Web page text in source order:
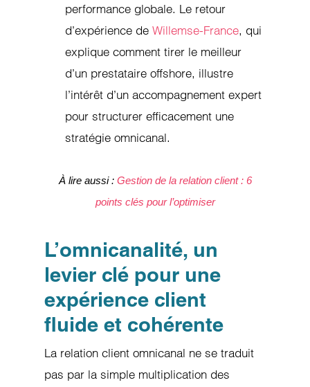
performance globale. Le retour
d’expérience deWillemse-France, qui
explique comment tirer le meilleur
d’un prestataire offshore, illustre
l’intérêt d’un accompagnement expert
pour structurer efficacement une
stratégie omnicanal.
À lire aussi : Gestion de la relation client : 6
points clés pour l’optimiser
L’omnicanalité, un
levier clé pour une
expérience client
fluide et cohérente
La relation client omnicanal ne se traduit
pas par la simple multiplication des